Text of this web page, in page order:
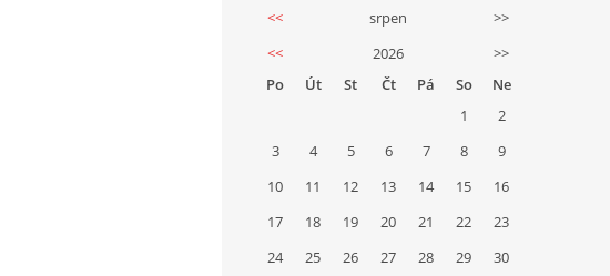
<< srpen
>>
<<
2026
>>
Po
Út St Čt Pá So
Ne
1
2
3
4 5 6 7 8
9
10
11 12 13 14 15
16
17
18 19 20 21 22
23
24
25 26 27 28 29 30